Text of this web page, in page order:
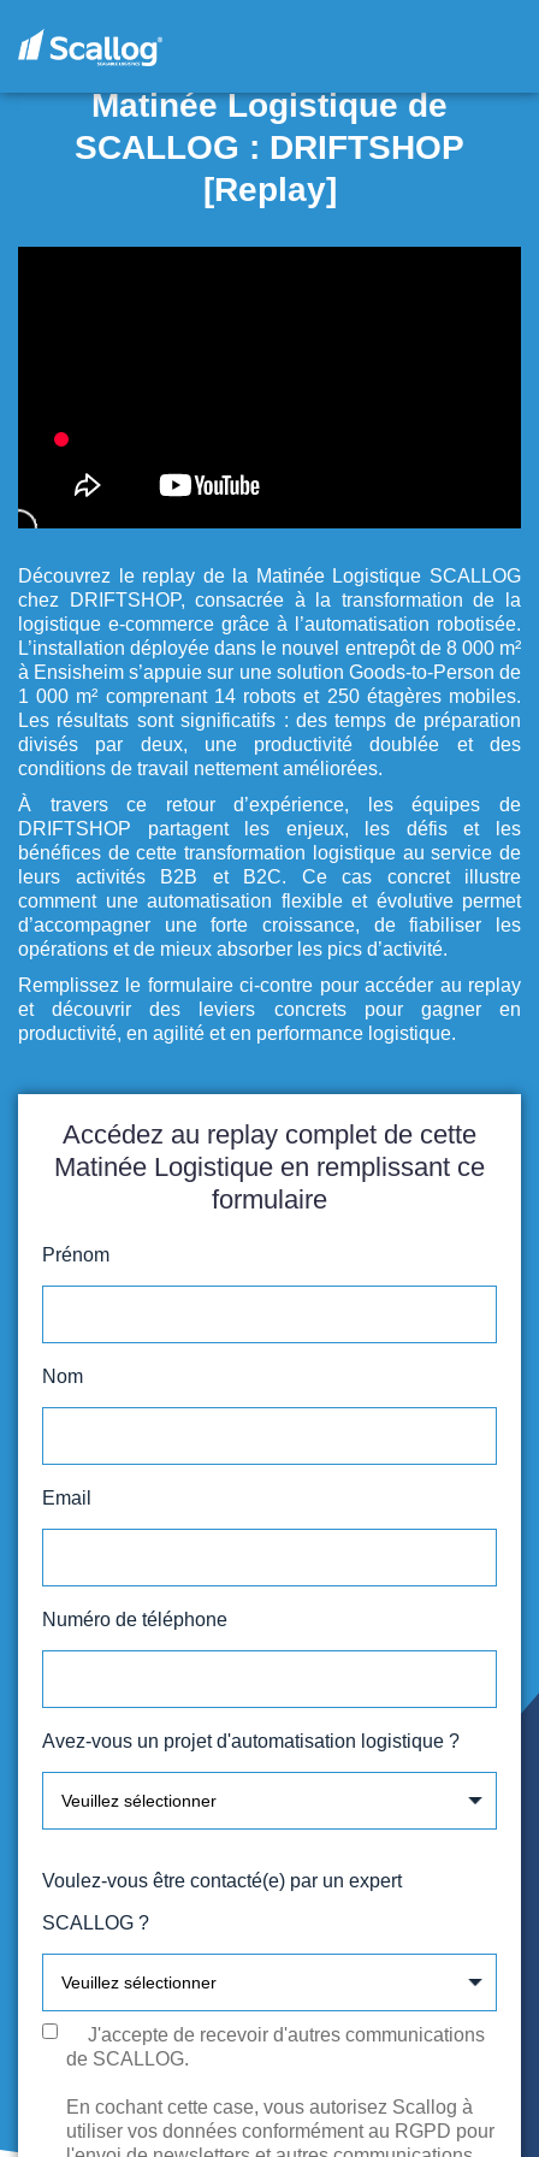
Matinée Logistique de
SCALLOG : DRIFTSHOP
[Replay]
Découvrez le replay de la Matinée Logistique SCALLOG
chez DRIFTSHOP, consacrée à la transformation de la
logistique e-commerce grâce à l’automatisation robotisée.
L’installation déployée dans le nouvel entrepôt de 8 000 m²
à Ensisheim s’appuie sur une solution Goods-to-Person de
1 000 m² comprenant 14 robots et 250 étagères mobiles.
Les résultats sont significatifs : des temps de préparation
divisés par deux, une productivité doublée et des
conditions de travail nettement améliorées.
À travers ce retour d’expérience, les équipes de
DRIFTSHOP partagent les enjeux, les défis et les
bénéfices de cette transformation logistique au service de
leurs activités B2B et B2C. Ce cas concret illustre
comment une automatisation flexible et évolutive permet
d’accompagner une forte croissance, de fiabiliser les
opérations et de mieux absorber les pics d’activité.
Remplissez le formulaire ci-contre pour accéder au replay
et découvrir des leviers concrets pour gagner en
productivité, en agilité et en performance logistique.
Accédez au replay complet de cette
Matinée Logistique en remplissant ce
formulaire
Prénom
Nom
Email
Numéro de téléphone
Avez-vous un projet d'automatisation logistique ?
Voulez-vous être contacté(e) par un expert
SCALLOG ?
J'accepte de recevoir d'autres communications
de SCALLOG.
En cochant cette case, vous autorisez Scallog à
utiliser vos données conformément au RGPD pour